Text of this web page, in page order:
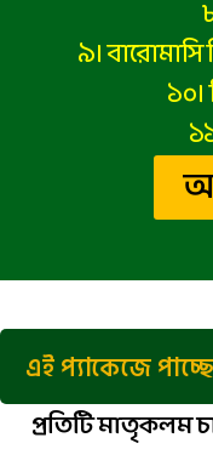
৯।
এই প্যাকেজে
প্রতিটি মাতৃকলম